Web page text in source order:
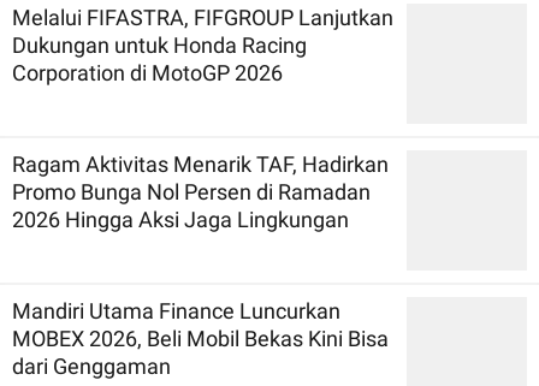
Melalui FIFASTRA, FIFGROUP Lanjutkan
Dukungan untuk Honda Racing
Corporation di MotoGP 2026
Ragam Aktivitas Menarik TAF, Hadirkan
Promo Bunga Nol Persen di Ramadan
2026 Hingga Aksi Jaga Lingkungan
Mandiri Utama Finance Luncurkan
MOBEX 2026, Beli Mobil Bekas Kini Bisa
dari Genggaman